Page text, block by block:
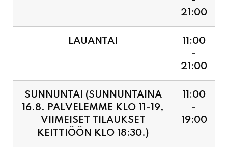
-
21:00
VIIMEISET TILAUKSET
KEITTIÖÖN KLO 18:30.)
11:00
-
19:00